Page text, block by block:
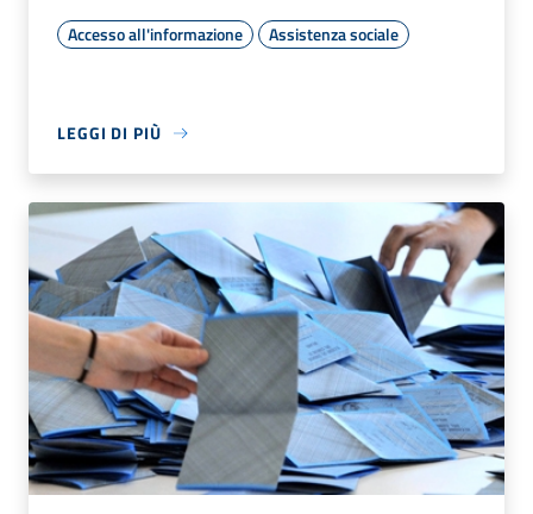
Accesso all'informazione Assistenza sociale
LEGGI DI PIÙ